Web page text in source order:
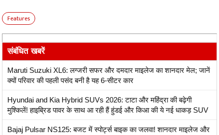
Features
संबंधित खबरें
Maruti Suzuki XL6: लग्जरी सफर और दमदार माइलेज का शानदार मेल; जानें
क्यों परिवार की पहली पसंद बनी है यह 6-सीटर कार
Hyundai and Kia Hybrid SUVs 2026: टाटा और महिंद्रा की बढ़ेगी
मुश्किलें! हाइब्रिड पावर के साथ आ रही हैं हुंडई और किआ की ये नई धाकड़ SUV
Bajaj Pulsar NS125: बजट में स्पोर्ट्स बाइक का जलवा! शानदार माइलेज और